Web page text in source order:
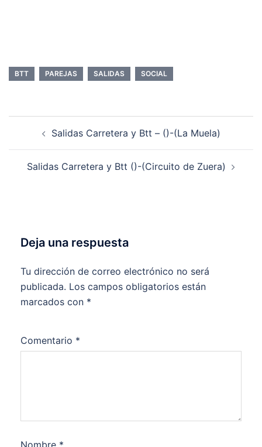
BTT PAREJAS SALIDAS SOCIAL
Salidas Carretera y Btt – ()-(La Muela)
Salidas Carretera y Btt ()-(Circuito de Zuera)
Deja una respuesta
Tu dirección de correo electrónico no será
publicada. Los campos obligatorios están
marcados con *
Comentario *
Nombre *